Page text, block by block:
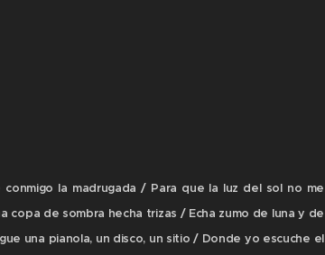
conmigo la madrugada / Para que la luz del sol no me
copa de sombra hecha trizas / Echa zumo de luna y de
una pianola, un disco, un sitio / Donde yo escuche el